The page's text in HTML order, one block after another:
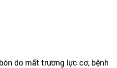
do mất trương lực cơ, bệnh